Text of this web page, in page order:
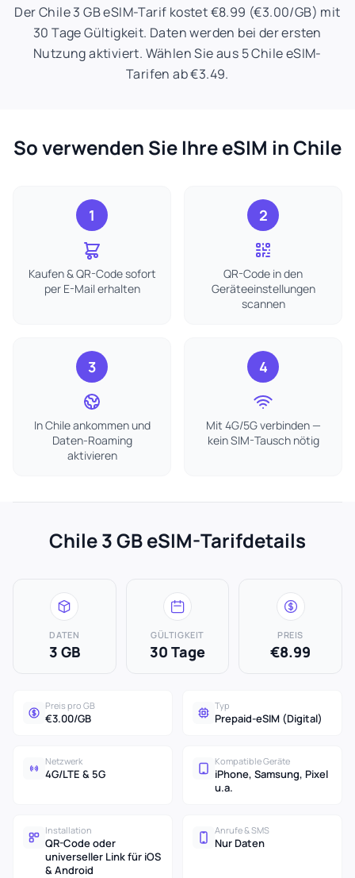
Der Chile 3 GB eSIM-Tarif kostet €8.99 (€3.00/GB) mit
30 Tage Gültigkeit. Daten werden bei der ersten
Nutzung aktiviert. Wählen Sie aus 5 Chile eSIM-
Tarifen ab €3.49.
So verwenden Sie Ihre eSIM in Chile
1
Kaufen & QR-Code sofort
per E-Mail erhalten
2
QR-Code in den
Geräteeinstellungen
scannen
3
In Chile ankommen und
Daten-Roaming
aktivieren
4
Mit 4G/5G verbinden —
kein SIM-Tausch nötig
Chile 3 GB eSIM-Tarifdetails
DATEN
3 GB
GÜLTIGKEIT
30 Tage
PREIS
€8.99
Preis pro GB
€3.00/GB
Typ
Prepaid-eSIM (Digital)
Netzwerk
4G/LTE & 5G
Kompatible Geräte
iPhone, Samsung, Pixel
u.a.
Installation
QR-Code oder
universeller Link für iOS
& Android
Anrufe & SMS
Nur Daten